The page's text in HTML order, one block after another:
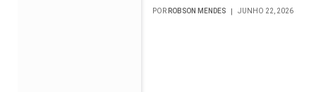
POR ROBSON MENDES JUNHO 22, 2026